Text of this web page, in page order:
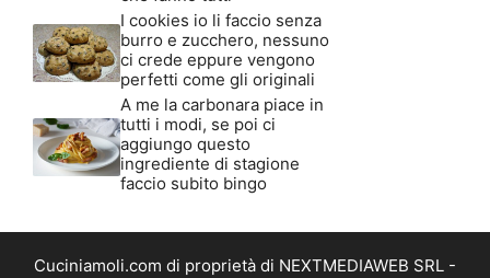
I cookies io li faccio senza
burro e zucchero, nessuno
ci crede eppure vengono
perfetti come gli originali
A me la carbonara piace in
tutti i modi, se poi ci
aggiungo questo
ingrediente di stagione
faccio subito bingo
Cuciniamoli.com di proprietà di NEXTMEDIAWEB SRL -